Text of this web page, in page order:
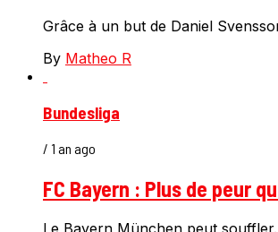
Grâce à un but de Daniel
By Matheo R
Bundesliga
/ 1 an ago
FC Bayern : Plus de peur